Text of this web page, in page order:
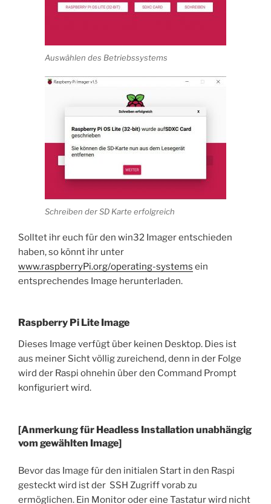
Auswählen des Betriebssystems
Schreiben der SD Karte erfolgreich
Solltet ihr euch für den win32 Imager entschieden
haben, so könnt ihr unter
www.raspberryPi.org/operating-systems ein
entsprechendes Image herunterladen.
Raspberry Pi Lite Image
Dieses Image verfügt über keinen Desktop. Dies ist
aus meiner Sicht völlig zureichend, denn in der Folge
wird der Raspi ohnehin über den Command Prompt
konfiguriert wird.
[Anmerkung für Headless Installation unabhängig
vom gewählten Image]
Bevor das Image für den initialen Start in den Raspi
gesteckt wird ist der SSH Zugriff vorab zu
ermöglichen. Ein Monitor oder eine Tastatur wird nicht